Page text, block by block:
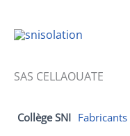
SAS CELLAOUATE
Collège SNI